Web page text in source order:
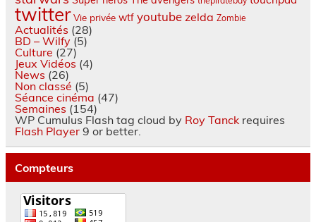
twitter Vie privée wtf youtube zelda Zombie
Actualités (28)
BD – Wilfy(5)
Culture (27)
Jeux Vidéos (4)
News (26)
Non classé (5)
Séance cinéma (47)
Semaines (154)
WP Cumulus Flash tag cloud by Roy Tanckrequires
Flash Player9 or better.
Compteurs